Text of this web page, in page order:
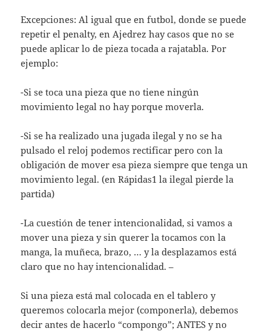
Excepciones: Al igual que en futbol, donde se puede
repetir el penalty, en Ajedrez hay casos que no se
puede aplicar lo de pieza tocada a rajatabla. Por
ejemplo:
-Si se toca una pieza que no tiene ningún
movimiento legal no hay porque moverla.
-Si se ha realizado una jugada ilegal y no se ha
pulsado el reloj podemos rectificar pero con la
obligación de mover esa pieza siempre que tenga un
movimiento legal. (en Rápidas1 la ilegal pierde la
partida)
-La cuestión de tener intencionalidad, si vamos a
mover una pieza y sin querer la tocamos con la
manga, la muñeca, brazo, … y la desplazamos está
claro que no hay intencionalidad. –
Si una pieza está mal colocada en el tablero y
queremos colocarla mejor (componerla), debemos
decir antes de hacerlo “compongo”; ANTES y no